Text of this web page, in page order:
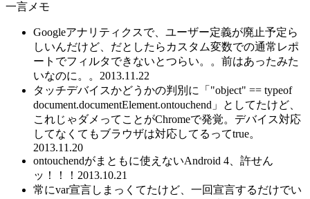
一言メモ
Googleアナリティクスで、ユーザー定義が廃止予定ら
しいんだけど、だとしたらカスタム変数での通常レポ
ートでフィルタできないとつらい。。前はあったみた
いなのに。。 2013.11.22
タッチデバイスかどうかの判別に「"object" == typeof
document.documentElement.ontouchend」としてたけど、
これじゃダメってことがChromeで発覚。デバイス対応
してなくてもブラウザは対応してるってtrue。
2013.11.20
ontouchendがまともに使えないAndroid 4、許せん
ッ！！！ 2013.10.21
常にvar宣言しまっくてたけど、一回宣言するだけでい